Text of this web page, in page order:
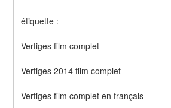
étiquette :
Vertiges film complet
Vertiges 2014 film complet
Vertiges film complet en français